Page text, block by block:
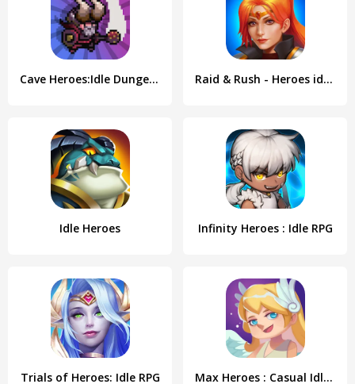
Cave Heroes:Idle Dungeon RPG Raid & Rush - Heroes idle RPG
Idle Heroes Infinity Heroes : Idle RPG
Trials of Heroes: Idle RPG Max Heroes : Casual Idle RPG